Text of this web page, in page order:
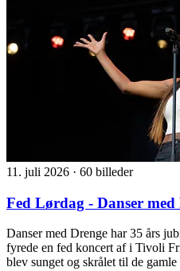
11. juli 2026 · 60 billeder
Fed Lørdag - Danser med
Danser med Drenge har 35 års
fyrede en fed koncert af i Tivoli
blev sunget og skrålet til de gamle